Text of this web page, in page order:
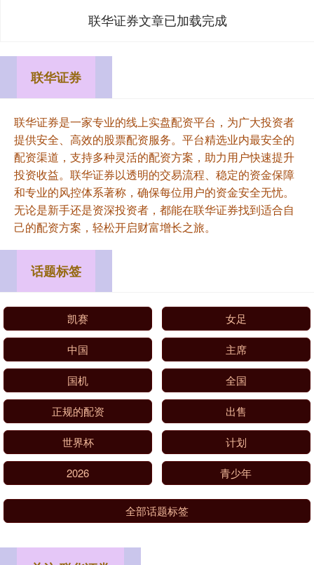
联华证券文章已加载完成
联华证券
联华证券是一家专业的线上实盘配资平台，为广大投资者
提供安全、高效的股票配资服务。平台精选业内最安全的
配资渠道，支持多种灵活的配资方案，助力用户快速提升
投资收益。联华证券以透明的交易流程、稳定的资金保障
和专业的风控体系著称，确保每位用户的资金安全无忧。
无论是新手还是资深投资者，都能在联华证券找到适合自
己的配资方案，轻松开启财富增长之旅。
话题标签
凯赛 女足
中国 主席
国机 全国
正规的配资 出售
世界杯 计划
2026 青少年
全部话题标签